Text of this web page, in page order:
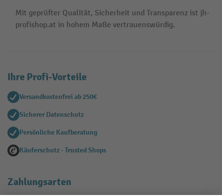
Mit geprüfter Qualität, Sicherheit und Transparenz ist jh-
profishop.at in hohem Maße vertrauenswürdig.
Ihre Profi-Vorteile
Versandkostenfrei ab 250€
Sicherer Datenschutz
Persönliche Kaufberatung
Käuferschutz - Trusted Shops
Zahlungsarten